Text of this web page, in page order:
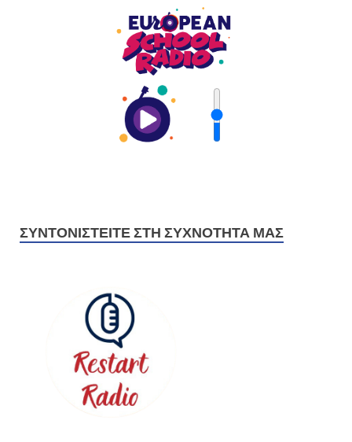
ΣΥΝΤΟΝΙΣΤΕΊΤΕ ΣΤΗ ΣΥΧΝΌΤΗΤΆ ΜΑΣ